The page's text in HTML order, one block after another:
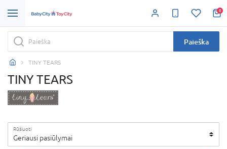
0
Paieška
TINY TEARS
TINY TEARS
Rūšiuoti
Geriausi pasiūlymai